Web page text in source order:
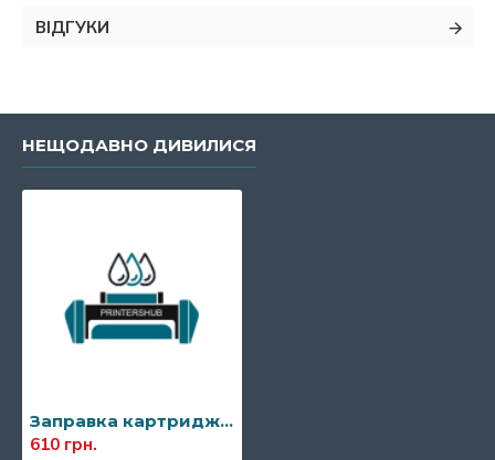
ВІДГУКИ
НЕЩОДАВНО ДИВИЛИСЯ
Заправка картриджа Kyocera TK-140
610 грн.